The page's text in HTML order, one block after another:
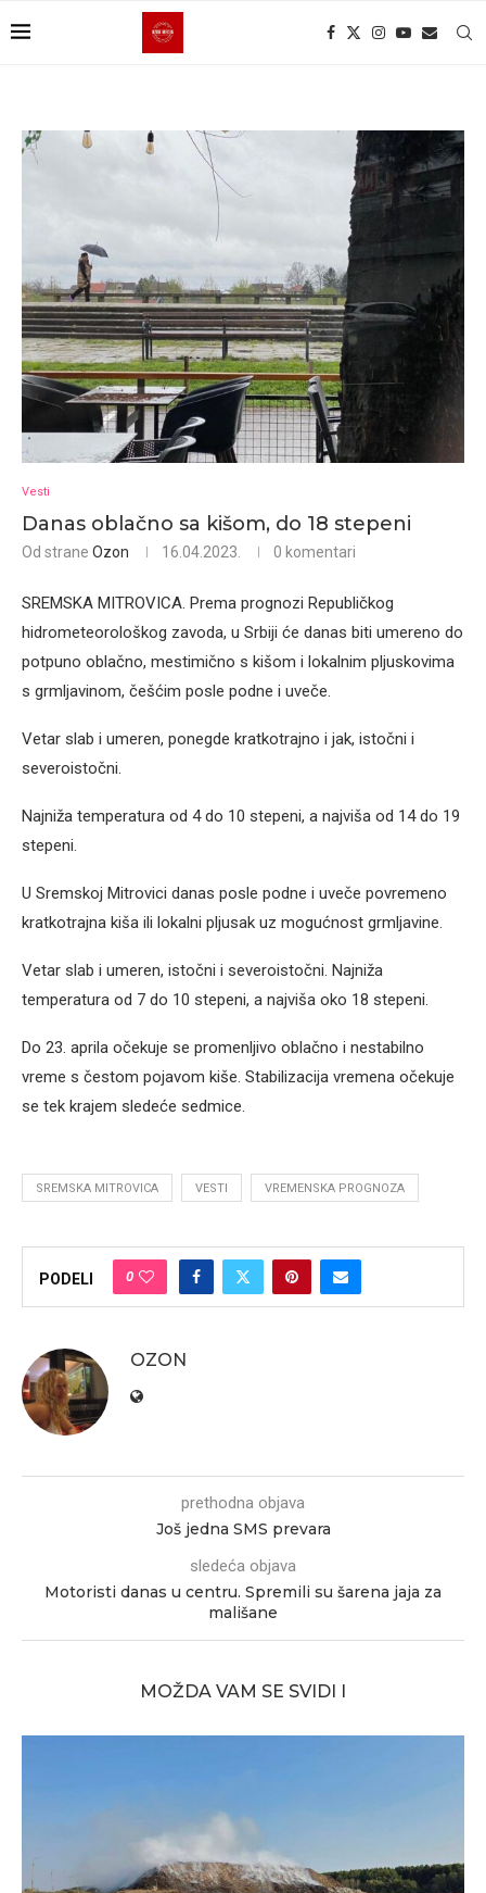
Vesti
Danas oblačno sa kišom, do 18 stepeni
Od strane Ozon 16.04.2023. 0 komentari
SREMSKA MITROVICA. Prema prognozi Republičkog
hidrometeorološkog zavoda, u Srbiji će danas biti umereno do
potpuno oblačno, mestimično s kišom i lokalnim pljuskovima
s grmljavinom, češćim posle podne i uveče.
Vetar slab i umeren, ponegde kratkotrajno i jak, istočni i
severoistočni.
Najniža temperatura od 4 do 10 stepeni, a najviša od 14 do 19
stepeni.
U Sremskoj Mitrovici danas posle podne i uveče povremeno
kratkotrajna kiša ili lokalni pljusak uz mogućnost grmljavine.
Vetar slab i umeren, istočni i severoistočni. Najniža
temperatura od 7 do 10 stepeni, a najviša oko 18 stepeni.
Do 23. aprila očekuje se promenljivo oblačno i nestabilno
vreme s čestom pojavom kiše. Stabilizacija vremena očekuje
se tek krajem sledeće sedmice.
SREMSKA MITROVICA VESTI VREMENSKA PROGNOZA
PODELI 0
OZON
prethodna objava
Još jedna SMS prevara
sledeća objava
Motoristi danas u centru. Spremili su šarena jaja za
mališane
MOŽDA VAM SE SVIDI I